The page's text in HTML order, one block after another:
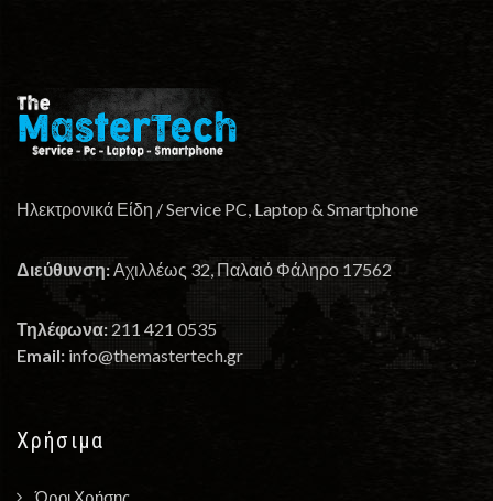
Ηλεκτρονικά Είδη / Service PC, Laptop & Smartphone
Διεύθυνση: Αχιλλέως 32, Παλαιό Φάληρο 17562
Τηλέφωνα: 211 421 0535
Email: info@themastertech.gr
Χρήσιμα
Όροι Χρήσης